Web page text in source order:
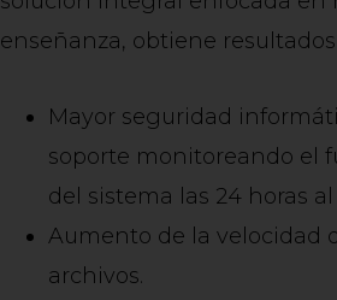
enseñanza, obtiene
Mayor seguridad
soporte monitoreando el
del sistema las 24 horas al
Aumento de la velocidad
archivos.